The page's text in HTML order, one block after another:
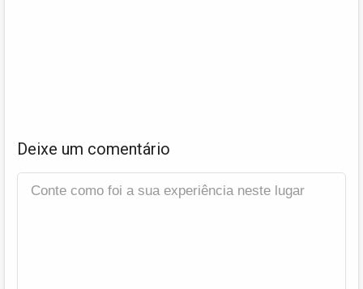
Deixe um comentário